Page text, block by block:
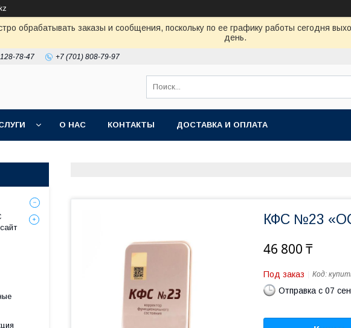
обрабатывать заказы и сообщения, поскольку по ее графику работы сегодня
день.
78-47 +7 (701) 808-79-97
О НАС КОНТАКТЫ ДОСТАВКА И ОПЛАТА
КФС №23
46 800 ₸
Под заказ Код:
Отправка с 07